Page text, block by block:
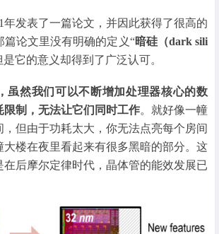
年发表了一篇论文，并因此获得了很高的
篇论文里没有明确的定义“暗硅（dark sili
它的意义却得到了广泛认可。
虽然我们可以不断增加处理器核心的数
限制，无法让它们同时工作。就好像一幢
，但由于功耗太大，你无法点亮每个房间
大楼在夜里看起来有很多黑暗的部分。这
在后摩尔定律时代，晶体管的能效发展已